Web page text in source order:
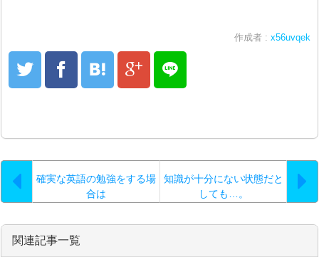
作成者 : x56uvqek
確実な英語の勉強をする場
合は
知識が十分にない状態だと
しても…。
関連記事一覧